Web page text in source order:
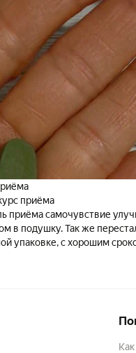
приёма
приёма самочувствие
в подушку. Так же
упаковке, с хорошим